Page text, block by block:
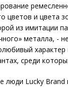
цветов и цвета
из имитации
металла, -
среди
Lucky Brand